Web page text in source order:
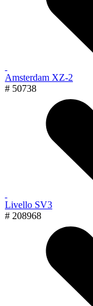
Amsterdam XZ-2
# 50738
Livello SV3
# 208968